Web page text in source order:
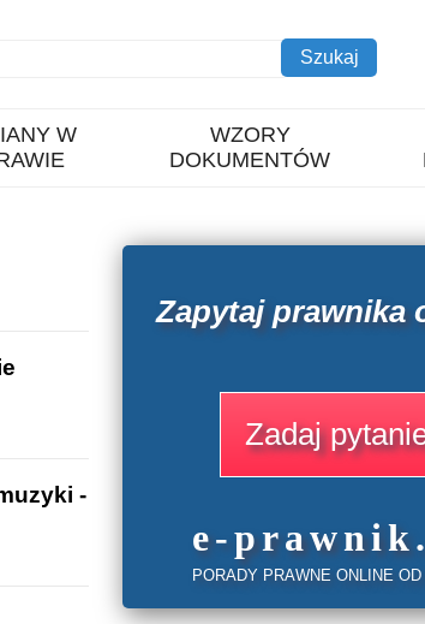
W
WZORY
DOKUMENTÓW
-
Zapytaj prawnika
Zadaj
e-prawnik
PORADY PRAWNE ONLINE OD